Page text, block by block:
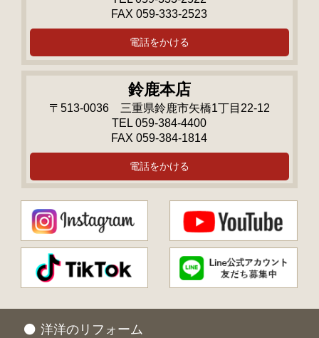
FAX 059-333-2523
電話をかける
鈴鹿本店
〒513-0036 三重県鈴鹿市矢橋1丁目22-12
TEL 059-384-4400
FAX 059-384-1814
電話をかける
洋洋のリフォーム